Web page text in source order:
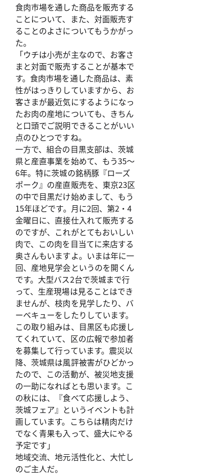
食肉市場を通した商品を販売する
ことについて、また、対面販売す
ることのよさについてもうかがっ
た。
「ウチは小売が主なので、お客さ
まと対面で販売することが基本で
す。食肉市場を通した商品は、素
性がはっきりしていますから、お
客さまが最近気にするようになっ
たお肉の産地についても、きちん
と口頭でご説明できることがいい
点のひとつですね。
一方で、組合の目黒支部は、茨城
県と産直事業を始めて、もう35～
6年。特に茨城の銘柄豚『ローズ
ポーク』の産直販売を、東京23区
の中で目黒だけ始めまして、もう
15年ほどです。月に2回、第2・4
金曜日に、直接仕入れて販売する
のですが、これがとてもおいしい
肉で、この肉を目当てに来店する
奥さんもいますよ。いまは年に一
回、産地見学会というのを開くん
です。大型バス2台で茨城まで行
って、生産現場は見ることはでき
ませんが、枝肉を見学したり、バ
ーベキューをしたりしています。
この取り組みは、目黒区も応援し
てくれていて、区の広報で参加者
を募集して行っています。震災以
降、茨城県は風評被害がひどかっ
たので、この活動が、被災地支援
の一助になればとも思います。こ
の秋には、『食べて応援しよう、
茨城フェア』というイベントも計
画しています。こちらは精肉だけ
でなく青果も入って、盛大にやる
予定です」
地域交流、地元活性化と、大忙し
のご主人だ。